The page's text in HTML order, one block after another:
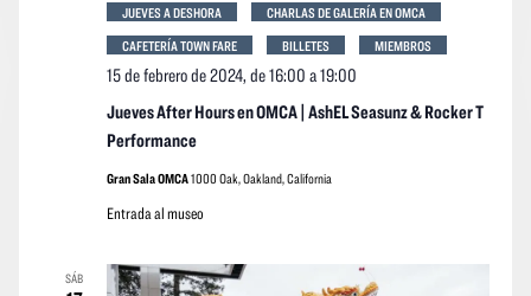
Jueves After Hours en OMCA | AshEL Seasunz & Rocker T
Performance
15 de febrero de 2024, de 16:00 a19:00
JUEVES A DESHORA
CHARLAS DE GALERÍA EN OMCA
CAFETERÍA TOWN FARE
BILLETES MIEMBROS
Gran Sala OMCA1000 Oak, Oakland, California
Entrada al museo
SÁB